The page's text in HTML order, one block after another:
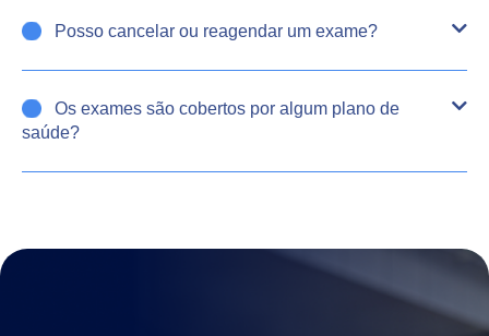
Posso cancelar ou reagendar um exame?
Os exames são cobertos por algum plano de
saúde?